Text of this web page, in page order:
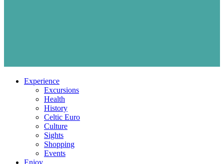
Experience
Excursions
Health
History
Celtic Euro
Culture
Sights
Shopping
Events